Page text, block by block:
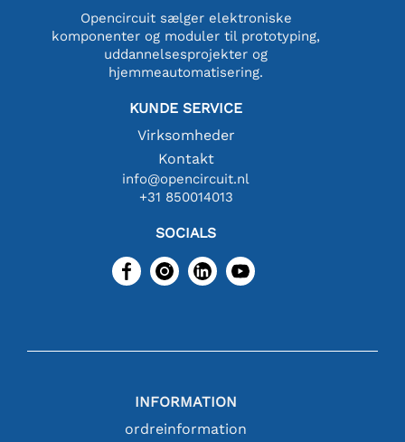
Opencircuit sælger elektroniske
komponenter og moduler til prototyping,
uddannelsesprojekter og
hjemmeautomatisering.
KUNDE SERVICE
Virksomheder
Kontakt
info@opencircuit.nl
+31 850014013
SOCIALS
INFORMATION
ordreinformation